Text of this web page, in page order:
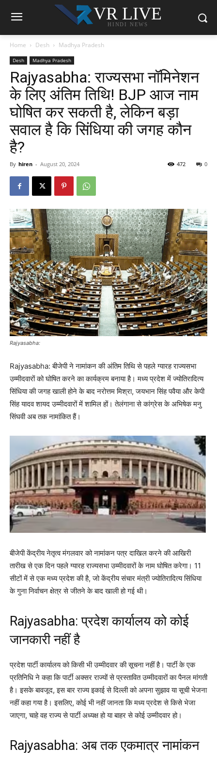
VR LIVE
HINDI NEWS
Home Desh Madhya Pradesh
Desh Madhya Pradesh
Rajyasabha: राज्यसभा नॉमिनेशन
के लिए अंतिम तिथि! BJP आज नाम
घोषित कर सकती है, लेकिन बड़ा
सवाल है कि सिंधिया की जगह कौन
है?
By hiren - August 20, 2024 0
472
Rajyasabha:
Rajyasabha: बीजेपी ने नामांकन की अंतिम तिथि से पहले ग्यारह राज्यसभा
उम्मीदवारों को घोषित करने का कार्यक्रम बनाया है। मध्य प्रदेश में ज्योतिरादित्य
सिंधिया की जगह खाली होने के बाद नरोत्तम मिश्रा, जयभान सिंह पवैया और केपी
सिंह यादव शायद उम्मीदवारों में शामिल हों। तेलंगाना से कांग्रेस के अभिषेक मनु
सिंघवी अब तक नामांकित हैं।
बीजेपी केंद्रीय नेतृत्व मंगलवार को नामांकन पत्र दाखिल करने की आखिरी
तारीख से एक दिन पहले ग्यारह राज्यसभा उम्मीदवारों के नाम घोषित करेगा। 11
सीटों में से एक मध्य प्रदेश की है, जो केंद्रीय संचार मंत्री ज्योतिरादित्य सिंधिया
के गुना निर्वाचन क्षेत्र से जीतने के बाद खाली हो गई थी।
Rajyasabha: प्रदेश कार्यालय को कोई
जानकारी नहीं है
प्रदेश पार्टी कार्यालय को किसी भी उम्मीदवार की सूचना नहीं है। पार्टी के एक
प्रतिनिधि ने कहा कि पार्टी अक्सर राज्यों से प्रस्तावित उम्मीदवारों का पैनल मांगती
है। इसके बावजूद, इस बार राज्य इकाई से दिल्ली को अपना सुझाव या सूची भेजना
नहीं कहा गया है। इसलिए, कोई भी नहीं जानता कि मध्य प्रदेश से किसे भेजा
जाएगा, चाहे वह राज्य से पार्टी अध्यक्ष हो या बाहर से कोई उम्मीदवार हो।
Rajyasabha: अब तक एकमात्र नामांकन